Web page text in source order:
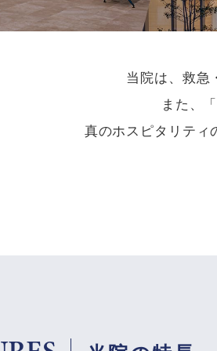
当院は、救急
また、
真のホスピタリティ